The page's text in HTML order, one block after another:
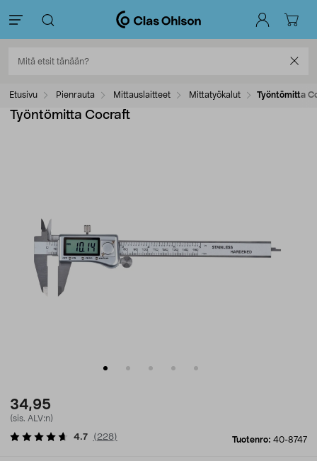
Etusivu Pienrauta Mittauslaitteet Mittatyökalut Työntömitta
Työntömitta Cocraft
34,95
(sis. ALV:n)
Tuotenro: 40-8747
4.7 ( 228)